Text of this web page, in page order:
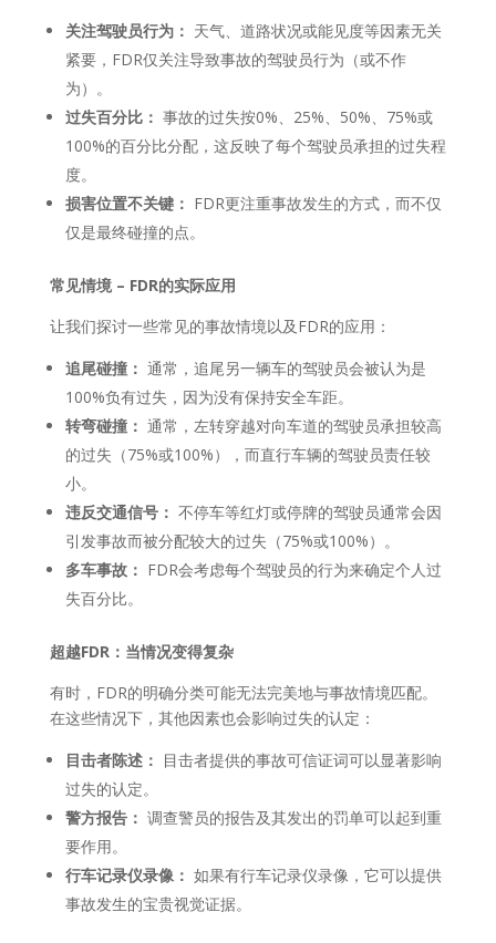
关注驾驶员行为： 天气、道路状况或能见度等因素无关
紧要，FDR仅关注导致事故的驾驶员行为（或不作
为）。
过失百分比： 事故的过失按0%、25%、50%、75%或
100%的百分比分配，这反映了每个驾驶员承担的过失程
度。
损害位置不关键： FDR更注重事故发生的方式，而不仅
仅是最终碰撞的点。
常见情境 – FDR的实际应用
让我们探讨一些常见的事故情境以及FDR的应用：
追尾碰撞： 通常，追尾另一辆车的驾驶员会被认为是
100%负有过失，因为没有保持安全车距。
转弯碰撞： 通常，左转穿越对向车道的驾驶员承担较高
的过失（75%或100%），而直行车辆的驾驶员责任较
小。
违反交通信号： 不停车等红灯或停牌的驾驶员通常会因
引发事故而被分配较大的过失（75%或100%）。
多车事故： FDR会考虑每个驾驶员的行为来确定个人过
失百分比。
超越FDR：当情况变得复杂
有时，FDR的明确分类可能无法完美地与事故情境匹配。
在这些情况下，其他因素也会影响过失的认定：
目击者陈述： 目击者提供的事故可信证词可以显著影响
过失的认定。
警方报告： 调查警员的报告及其发出的罚单可以起到重
要作用。
行车记录仪录像： 如果有行车记录仪录像，它可以提供
事故发生的宝贵视觉证据。